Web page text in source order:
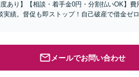
あり】【相談・着手金0円・分割払いOK】
績。督促も即ストップ！自己破産で借金ゼ
メールでお問い合わせ